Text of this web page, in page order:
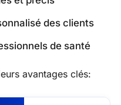
des clients
de santé
avantages clés: